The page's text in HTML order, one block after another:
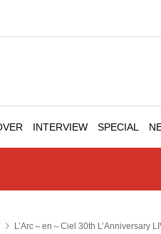
INTERVIEW SPECIAL
L’Arc～en～Ciel 30th L’Anniversary